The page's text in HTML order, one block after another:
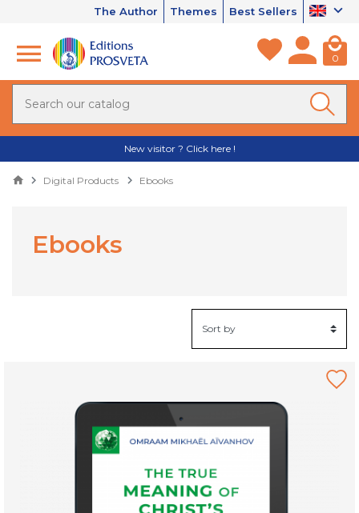
The Author Themes Best Sellers
0
New visitor ? Click here !
Digital Products Ebooks
Ebooks